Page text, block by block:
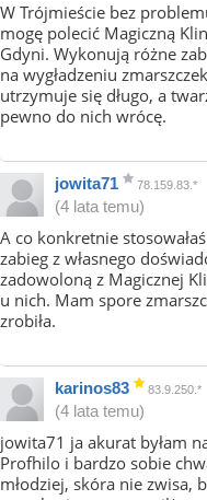
W Trójmieście bez
mogę polecić Magiczną
Gdyni. Wykonują różne
na wygładzeniu
utrzymuje się długo, a
pewno do nich wrócę.
jowita71 78.159.83.*
(4 lata temu)
A co konkretnie
zabieg z własnego
zadowoloną z Magicznej
u nich. Mam spore
zrobiła.
karinos83 83.9.250.*
(4 lata temu)
jowita71 ja akurat byłam
Profhilo i bardzo sobie
młodziej, skóra nie zwisa,